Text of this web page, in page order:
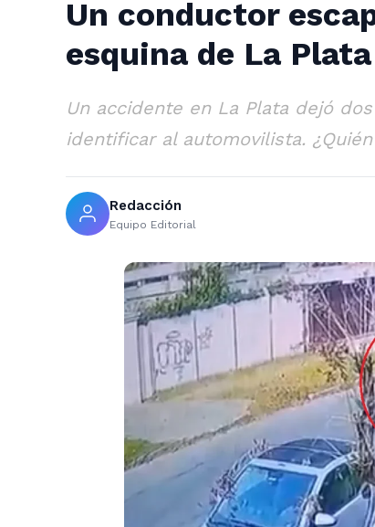
Un conductor
esquina de La Plata
Un accidente en La Plata dejó
identificar al automovilista.
Redacción
Equipo Editorial